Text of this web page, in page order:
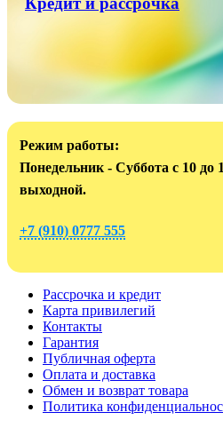
Режим работы:
Понедельник - Суббота с 10 до
выходной.
+7 (910) 0777 555
Рассрочка и кредит
Карта привилегий
Контакты
Гарантия
Публичная оферта
Оплата и доставка
Обмен и возврат товара
Политика